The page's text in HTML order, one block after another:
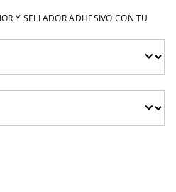
Y SELLADOR ADHESIVO CON TU